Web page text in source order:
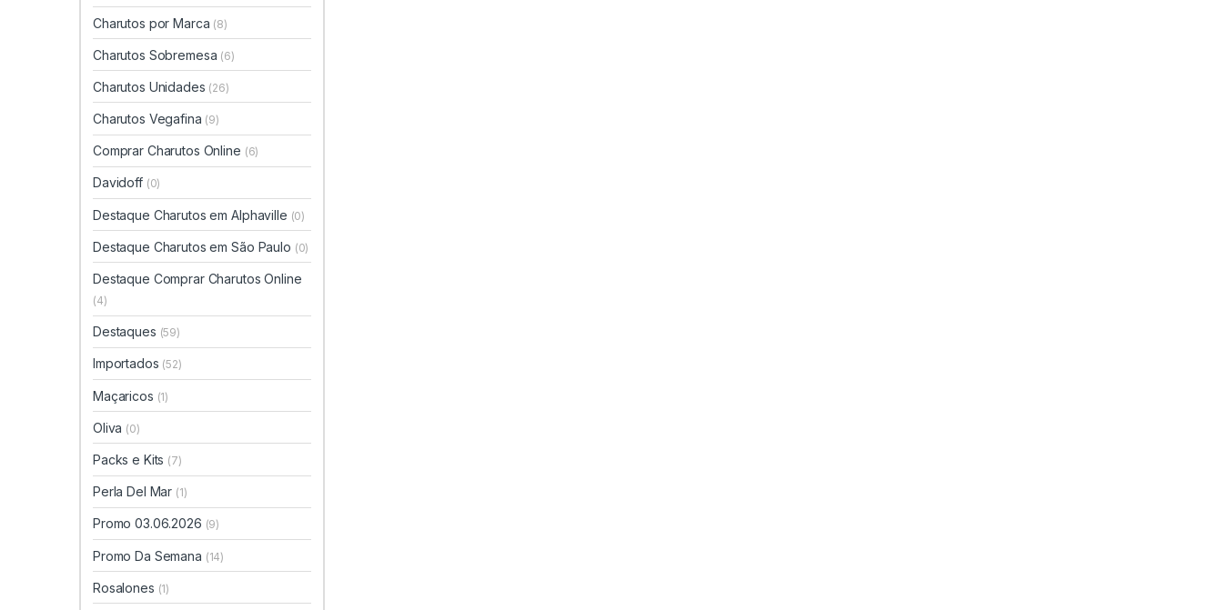
Charutos por Marca (8)
Charutos Sobremesa (6)
Charutos Unidades (26)
Charutos Vegafina (9)
Comprar Charutos Online (6)
Davidoff (0)
Destaque Charutos em Alphaville (0)
Destaque Charutos em São Paulo (0)
Destaque Comprar Charutos Online
(4)
Destaques (59)
Importados (52)
Maçaricos (1)
Oliva (0)
Packs e Kits (7)
Perla Del Mar (1)
Promo 03.06.2026 (9)
Promo Da Semana (14)
Rosalones (1)